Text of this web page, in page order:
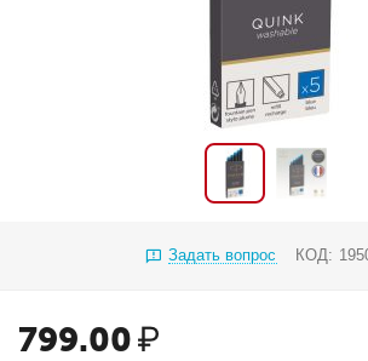
Задать вопрос КОД:
799.00₽